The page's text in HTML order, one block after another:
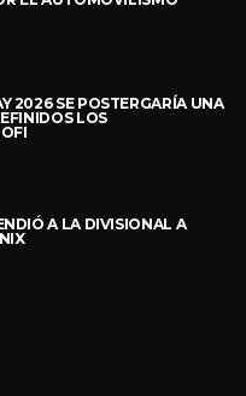
2026 SE POSTERGARÍA UNA
LOS
A LA DIVISIONAL A